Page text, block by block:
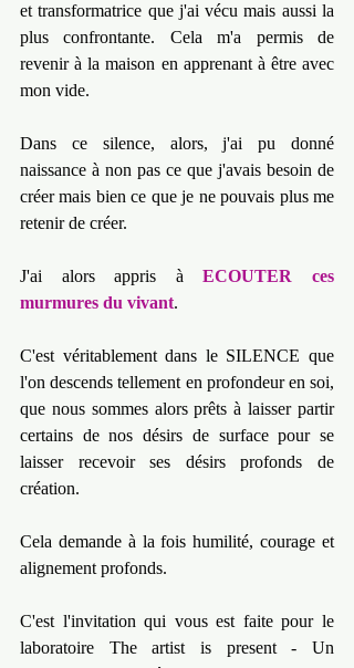
et transformatrice que j'ai vécu mais aussi la
plus confrontante. Cela m'a permis de
revenir à la maison en apprenant à être avec
mon vide.
Dans ce silence, alors, j'ai pu donné
naissance à non pas ce que j'avais besoin de
créer mais bien ce que je ne pouvais plus me
retenir de créer.
J'ai alors appris à ECOUTER ces
murmures du vivant.
C'est véritablement dans le SILENCE que
l'on descends tellement en profondeur en soi,
que nous sommes alors prêts à laisser partir
certains de nos désirs de surface pour se
laisser recevoir ses désirs profonds de
création.
Cela demande à la fois humilité, courage et
alignement profonds.
C'est l'invitation qui vous est faite pour le
laboratoire The artist is present - Un